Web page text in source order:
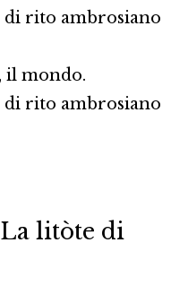
di rito ambrosiano
il mondo.
di rito ambrosiano
litòte di